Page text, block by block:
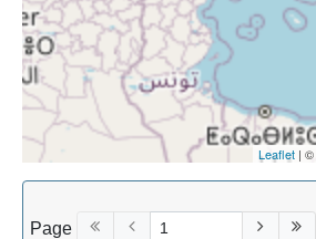
Leaflet| ©
Page